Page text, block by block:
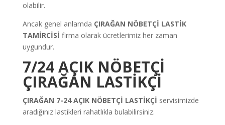
olabilir.
Ancak genel anlamda ÇIRAĞAN NÖBETÇİ LASTİK
TAMİRCİSİ firma olarak ücretlerimiz her zaman
uygundur.
7/24 AÇIK NÖBETÇİ
ÇIRAĞAN LASTİKÇİ
ÇIRAĞAN 7-24 AÇIK NÖBETÇİ LASTİKÇİ servisimizde
aradığınız lastikleri rahatlıkla bulabilirsiniz.